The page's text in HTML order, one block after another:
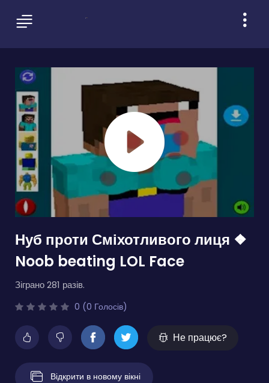
Нуб проти Сміхотливого лиця ❖
Noob beating LOL Face
Зіграно 281 разів.
0 (0 Голосів)
Не працює?
Відкрити в новому вікні